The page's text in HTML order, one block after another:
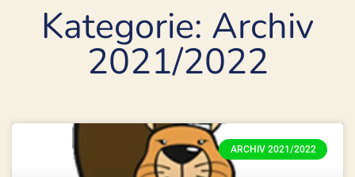
Kategorie: Archiv
2021/2022
ARCHIV 2021/2022